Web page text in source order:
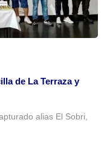
de La Terraza y
alias El Sobri,